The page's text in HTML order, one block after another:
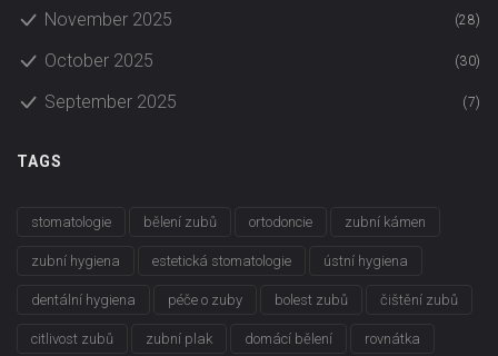
November 2025 (28)
October 2025 (30)
September 2025 (7)
TAGS
stomatologie bělení zubů ortodoncie zubní kámen
zubní hygiena estetická stomatologie ústní hygiena
dentální hygiena péče o zuby bolest zubů čištění zubů
citlivost zubů zubní plak domácí bělení rovnátka